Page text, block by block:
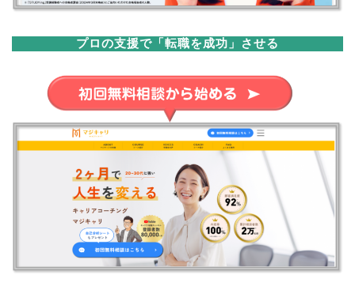
プロの支援で「転職を成功」させる